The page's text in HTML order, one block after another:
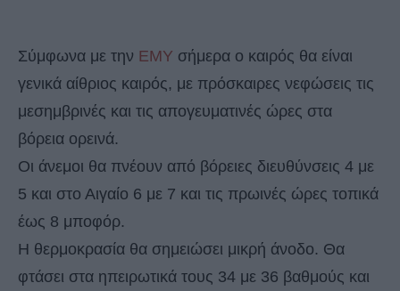
Σύμφωνα με την ΕΜΥ σήμερα ο καιρός θα είναι
γενικά αίθριος καιρός, με πρόσκαιρες νεφώσεις τις
μεσημβρινές και τις απογευματινές ώρες στα
βόρεια ορεινά.
Οι άνεμοι θα πνέουν από βόρειες διευθύνσεις 4 με
5 και στο Αιγαίο 6 με 7 και τις πρωινές ώρες τοπικά
έως 8 μποφόρ.
Η θερμοκρασία θα σημειώσει μικρή άνοδο. Θα
φτάσει στα ηπειρωτικά τους 34 με 36 βαθμούς και